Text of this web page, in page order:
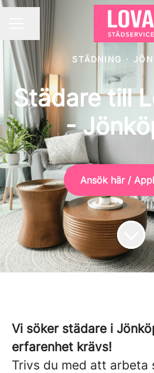
KARRIÄRMENY
Dela sidan
STÄDNING ·
Städare till
-
Ansök här /
Vi söker städare i
erfarenhet krävs!
Trivs du med att arbeta